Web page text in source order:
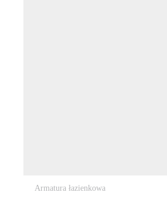
Armatura łazienkowa